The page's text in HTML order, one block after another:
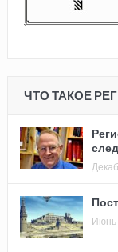
ЧТО ТАКОЕ
Июнь